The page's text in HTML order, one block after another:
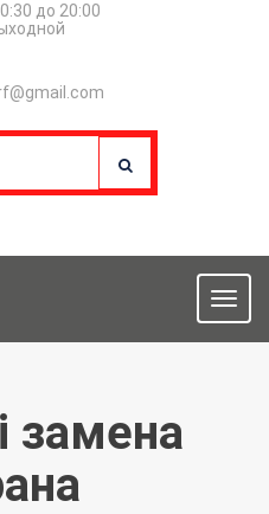
до 20:00
замена